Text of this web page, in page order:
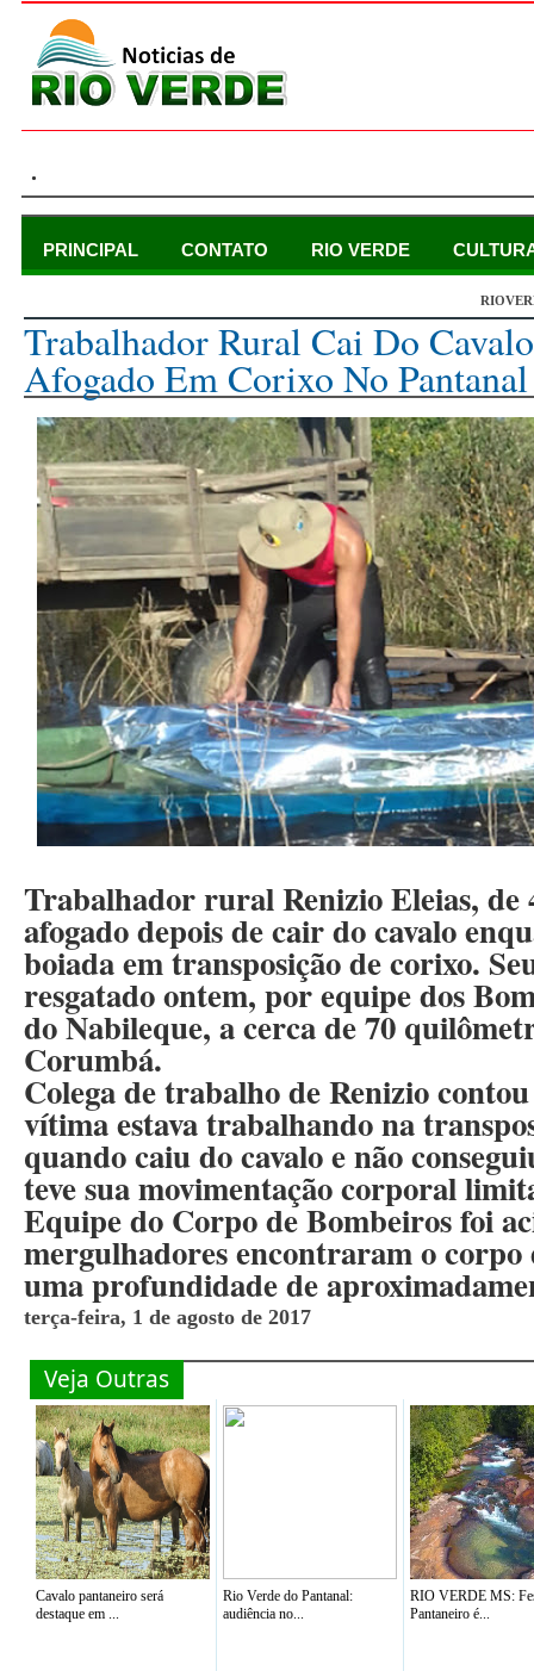
.
PRINCIPAL CONTATO RIO VERDE
Trabalhador Rural Cai Do
Afogado Em Corixo No Pantanal
Trabalhador rural Renizio Eleias, de
afogado depois de cair do cavalo
boiada em transposição de corixo.
resgatado ontem, por equipe dos
do Nabileque, a cerca de 70
Corumbá.
Colega de trabalho de Renizio
vítima estava trabalhando na
quando caiu do cavalo e não
teve sua movimentação corporal
Equipe do Corpo de Bombeiros foi
mergulhadores encontraram o
uma profundidade de
terça-feira, 1 de agosto de 2017
Veja Outras
Cavalo pantaneiro será
destaque em ...
Rio Verde do Pantanal:
audiência no...
RIO VERDE MS:
Pantaneiro é...